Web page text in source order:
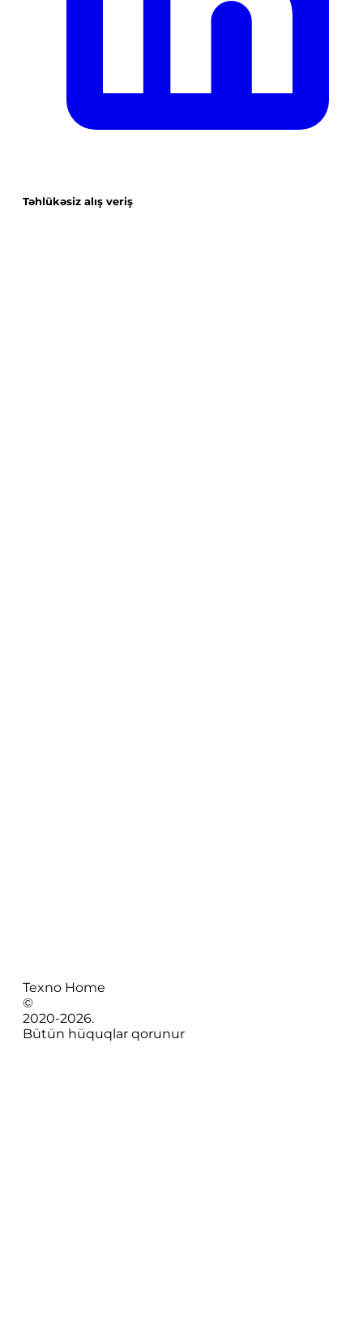
Təhlükəsiz alış veriş
Texno Home
©
2020-2026.
Bütün hüquqlar qorunur